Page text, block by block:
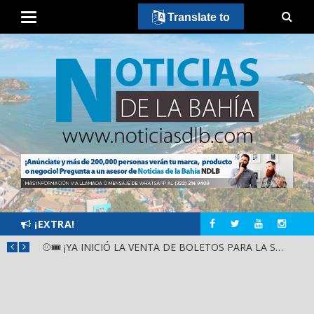
¡EXTRA!
⚾🎟️ ¡YA INICIÓ LA VENTA DE BOLETOS PARA LA SERIE DEL CARIBE KIDS NAYARIT 2026!
Translate to